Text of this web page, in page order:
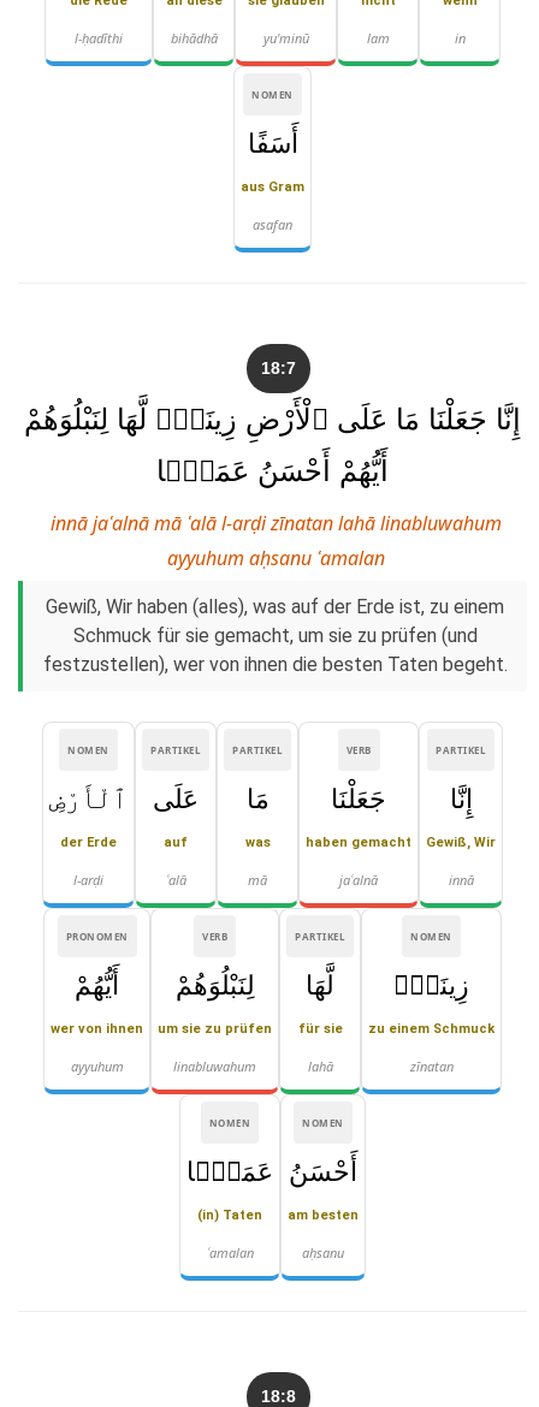
in
lam
yu'minū
bihādhā
l-ḥadīthi
NOMEN
أَسَفًا
aus Gram
asafan
18:7
إِنَّا جَعَلْنَا مَا عَلَى ٱلْأَرْضِ زِينَةًۭ لَّهَا لِنَبْلُوَهُمْ
أَيُّهُمْ أَحْسَنُ عَمَلًۭا
innā jaʿalnā mā ʿalā l-arḍi zīnatan lahā linabluwahum
ayyuhum aḥsanu ʿamalan
Gewiß, Wir haben (alles), was auf der Erde ist, zu einem
Schmuck für sie gemacht, um sie zu prüfen (und
festzustellen), wer von ihnen die besten Taten begeht.
PARTIKEL
إِنَّا
Gewiß, Wir
innā
VERB
جَعَلْنَا
haben gemacht
jaʿalnā
PARTIKEL
مَا
was
mā
PARTIKEL
عَلَى
auf
ʿalā
NOMEN
ٱلْأَرْضِ
der Erde
l-arḍi
NOMEN
زِينَةًۭ
zu einem Schmuck
zīnatan
PARTIKEL
لَّهَا
für sie
lahā
VERB
لِنَبْلُوَهُمْ
um sie zu prüfen
linabluwahum
PRONOMEN
أَيُّهُمْ
wer von ihnen
ayyuhum
NOMEN
أَحْسَنُ
am besten
aḥsanu
NOMEN
عَمَلًۭا
(in) Taten
ʿamalan
18:8